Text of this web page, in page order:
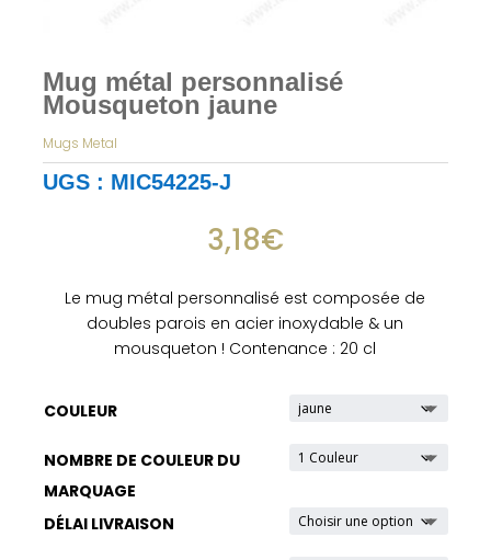
Mug métal personnalisé
Mousqueton jaune
Mugs Metal
UGS : MIC54225-J
3,18€
Le mug métal personnalisé est composée de
doubles parois en acier inoxydable & un
mousqueton ! Contenance : 20 cl
COULEUR
NOMBRE DE COULEUR DU
MARQUAGE
DÉLAI LIVRAISON